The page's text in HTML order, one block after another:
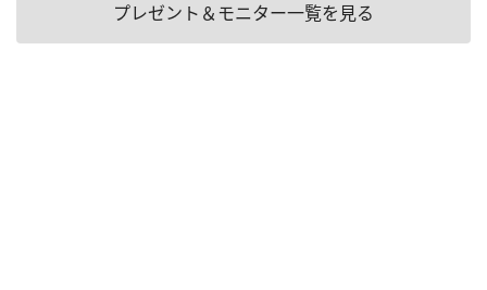
プレゼント＆モニター一覧を見る